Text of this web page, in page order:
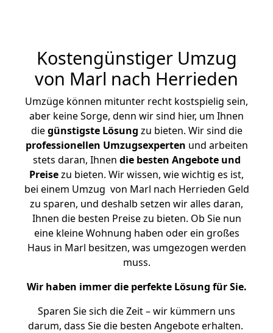
Kostengünstiger Umzug
von Marl nach Herrieden
Umzüge können mitunter recht kostspielig sein,
aber keine Sorge, denn wir sind hier, um Ihnen
diegünstigste Lösung zu bieten. Wir sind die
professionellen Umzugsexperten und arbeiten
stets daran, Ihnen die besten Angebote und
Preisezu bieten. Wir wissen, wie wichtig es ist,
bei einem Umzug von Marl nach Herrieden Geld
zu sparen, und deshalb setzen wir alles daran,
Ihnen die besten Preise zu bieten. Ob Sie nun
eine kleine Wohnung haben oder ein großes
Haus in Marl besitzen, was umgezogen werden
muss.
Wir haben immer die perfekte Lösung für Sie.
Sparen Sie sich die Zeit – wir kümmern uns
darum, dass Sie die besten Angebote erhalten.